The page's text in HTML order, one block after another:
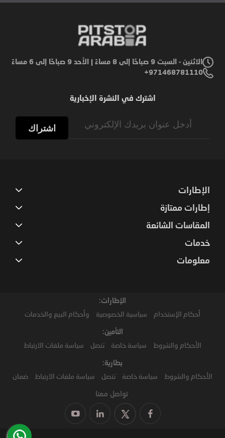
الاثنين - السبت 9 صباحًا إلى 8 مساءً | الأحد 9 صباحًا إلى 6 مساءً
971468781110+
اشترك في النشرة الإخبارية
اشتراك
الإطارات
إطارات ممتازة
المقاسات الشائعة
خدمات
معلومات
الإطارات:
أحكام الإستخدام سياسية الخصوصية وأحكام البيع والخدمات
التأمين:
الأحكام والشروط سياسة خاصة تنصل سياسة ملفات الارتباط
بطارية:
الأحكام والشروط سياسة خاصة تنصل سياسة ملفات الارتباط ضمان
تواصل معنا